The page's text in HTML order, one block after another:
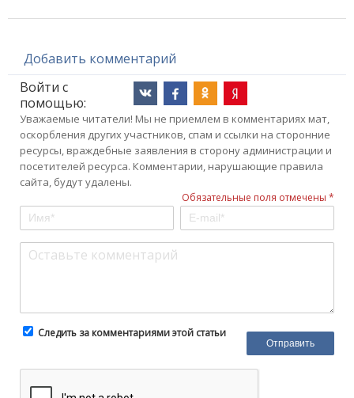
Добавить комментарий
Войти с
помощью:
Уважаемые читатели! Мы не приемлем в комментариях мат,
оскорбления других участников, спам и ссылки на сторонние
ресурсы, враждебные заявления в сторону администрации и
посетителей ресурса. Комментарии, нарушающие правила
сайта, будут удалены.
Обязательные поля отмечены *
Следить за комментариями этой статьи